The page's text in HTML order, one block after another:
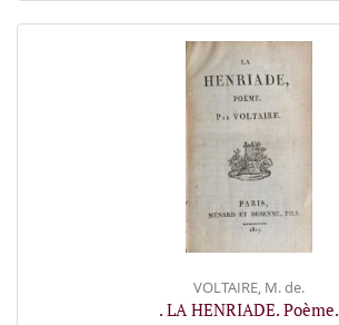
VOLTAIRE, M. de.
. LA HENRIADE. Poème.